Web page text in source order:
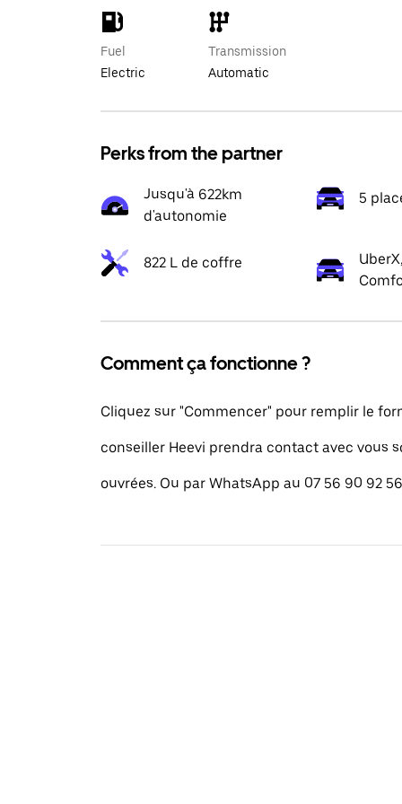
Fuel
Electric
Transmission
Automatic
Perks from the partner
Jusqu'à 622km
d'autonomie
5
822 L de coffre
Comment ça fonctionne ?
Cliquez sur "Commencer" pour remplir le
conseiller Heevi prendra contact avec vous
ouvrées. Ou par WhatsApp au 07 56 90 92